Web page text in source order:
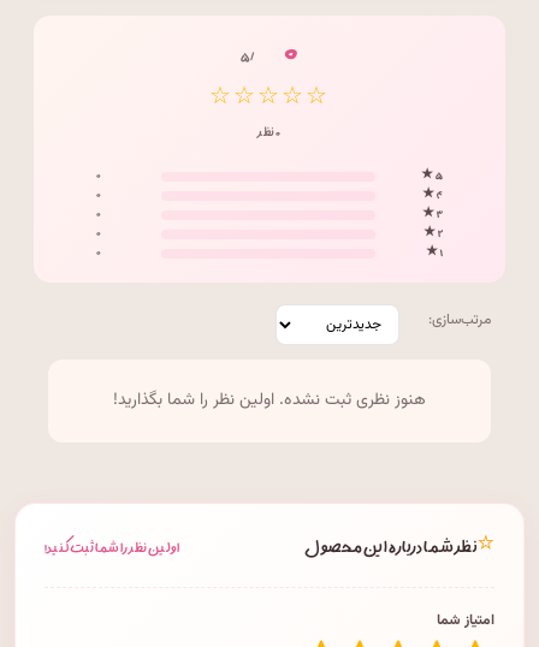
۰ / ۵
☆☆☆☆☆
۰ نظر
۵ ★
۰
۴ ★
۰
۳ ★
۰
۲ ★
۰
۱ ★
۰
مرتب‌سازی:
هنوز نظری ثبت نشده. اولین نظر را شما بگذارید!
⭐نظر شما درباره این محصول اولین نظر را شما ثبت کنید!
امتیاز شما